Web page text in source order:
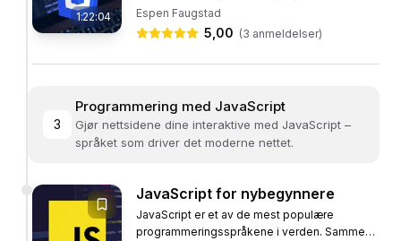
1:22:04
dette kurset vil du oppdage hvordan du kan
bruke CSS-animasjoner for å få...
Espen Faugstad
5,00 (3 anmeldelser)
3
Programmering med JavaScript
Gjør nettsidene dine interaktive med JavaScript –
språket som driver det moderne nettet.
JavaScript for nybegynnere
JavaScript er et av de mest populære
programmeringsspråkene i verden. Sammen